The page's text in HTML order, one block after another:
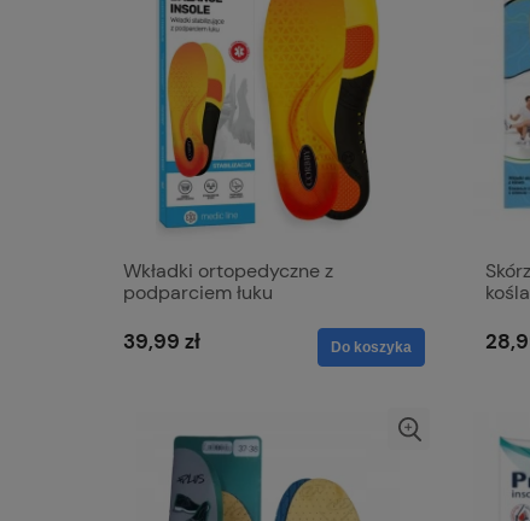
Wkładki ortopedyczne z
podparciem łuku
39,99 zł Do koszyka